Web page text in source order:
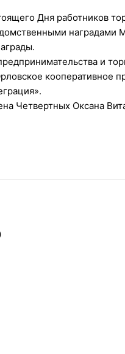
Дня работников
наградами
и
кооперативное
Оксана